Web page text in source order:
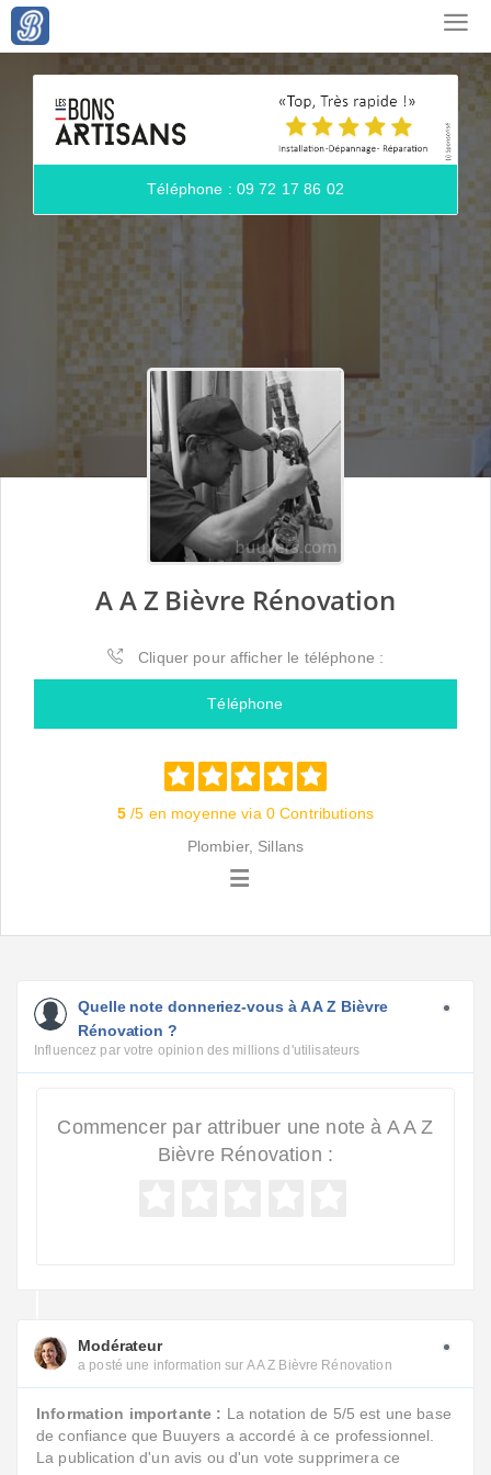
Téléphone : 09 72 17 86 02
A A Z Bièvre Rénovation
Cliquer pour afficher le téléphone :
Téléphone
5 /5 en moyenne via 0 Contributions
Plombier, Sillans
Quelle note donneriez-vous à A A Z Bièvre
Rénovation ?
Influencez par votre opinion des millions d'utilisateurs
Commencer par attribuer une note à A A Z
Bièvre Rénovation :
Modérateur
a posté une information sur A A Z Bièvre Rénovation
Information importante : La notation de 5/5 est une base
de confiance que Buuyers a accordé à ce professionnel.
La publication d'un avis ou d'un vote supprimera ce